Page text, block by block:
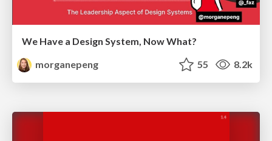
We Have a Design System, Now What?
morganepeng
55 8.2k